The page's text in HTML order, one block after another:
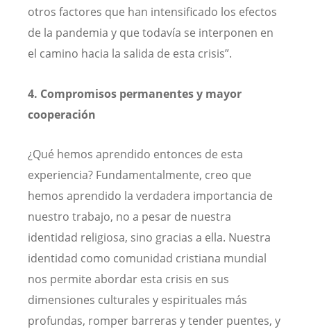
otros factores que han intensificado los efectos
de la pandemia y que todavía se interponen en
el camino hacia la salida de esta crisis”.
4. Compromisos permanentes y mayor
cooperación
¿Qué hemos aprendido entonces de esta
experiencia? Fundamentalmente, creo que
hemos aprendido la verdadera importancia de
nuestro trabajo, no a pesar de nuestra
identidad religiosa, sino gracias a ella. Nuestra
identidad como comunidad cristiana mundial
nos permite abordar esta crisis en sus
dimensiones culturales y espirituales más
profundas, romper barreras y tender puentes, y